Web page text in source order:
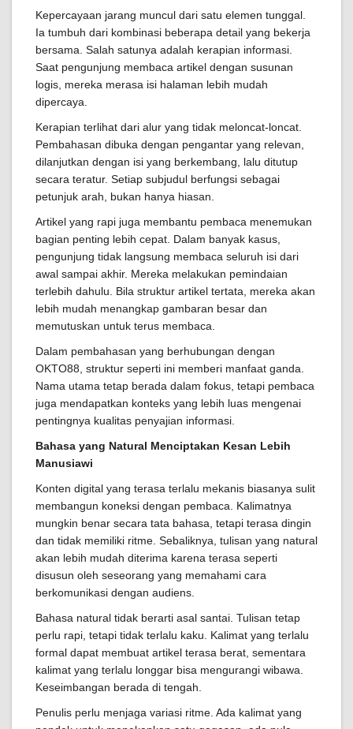
Kepercayaan jarang muncul dari satu elemen tunggal.
Ia tumbuh dari kombinasi beberapa detail yang bekerja
bersama. Salah satunya adalah kerapian informasi.
Saat pengunjung membaca artikel dengan susunan
logis, mereka merasa isi halaman lebih mudah
dipercaya.
Kerapian terlihat dari alur yang tidak meloncat-loncat.
Pembahasan dibuka dengan pengantar yang relevan,
dilanjutkan dengan isi yang berkembang, lalu ditutup
secara teratur. Setiap subjudul berfungsi sebagai
petunjuk arah, bukan hanya hiasan.
Artikel yang rapi juga membantu pembaca menemukan
bagian penting lebih cepat. Dalam banyak kasus,
pengunjung tidak langsung membaca seluruh isi dari
awal sampai akhir. Mereka melakukan pemindaian
terlebih dahulu. Bila struktur artikel tertata, mereka akan
lebih mudah menangkap gambaran besar dan
memutuskan untuk terus membaca.
Dalam pembahasan yang berhubungan dengan
OKTO88, struktur seperti ini memberi manfaat ganda.
Nama utama tetap berada dalam fokus, tetapi pembaca
juga mendapatkan konteks yang lebih luas mengenai
pentingnya kualitas penyajian informasi.
Bahasa yang Natural Menciptakan Kesan Lebih
Manusiawi
Konten digital yang terasa terlalu mekanis biasanya sulit
membangun koneksi dengan pembaca. Kalimatnya
mungkin benar secara tata bahasa, tetapi terasa dingin
dan tidak memiliki ritme. Sebaliknya, tulisan yang natural
akan lebih mudah diterima karena terasa seperti
disusun oleh seseorang yang memahami cara
berkomunikasi dengan audiens.
Bahasa natural tidak berarti asal santai. Tulisan tetap
perlu rapi, tetapi tidak terlalu kaku. Kalimat yang terlalu
formal dapat membuat artikel terasa berat, sementara
kalimat yang terlalu longgar bisa mengurangi wibawa.
Keseimbangan berada di tengah.
Penulis perlu menjaga variasi ritme. Ada kalimat yang